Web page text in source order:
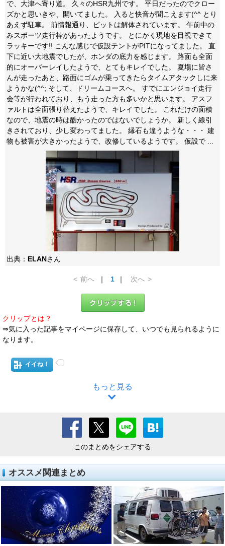
で、大津へ寄り道。 久々のHSR九州です。 平日だったのでクロー
ズかと思いきや、開いてました。 入ると快音が聞こえます(^^ とり
あえず駐車。 前情報通り、ピットは解体されています。 午前中の
みスポーツ走行枠があったようです。 とにかく現地を目視できて
ラッキーです!! こんな感じで仮設テントがPITになってました。 直
下に近い大地震でしたが、ホンダの底力を感じます。 路面も全面
的にオーバーレイしたようで、とてもキレイでした。 夏場に皆さ
んが走ったあと、路面にゴムが乗ってきたらタイムアタックしに来
ようかな(^^; そして、ドリームコースへ。 すでにエンジョイ走行
会等が行われており、もう走った方も多いかと思います。 アスフ
ァルトは全面張り替えたようで、キレイでした。 これだけの面積
なので、地震の時は酷かったのではないでしょうか。 新しく線引
きされており、少し変わってました。 縁石も違うような・・・ 建
物も被害が大きかったようで、改修しているようです。 仮設で ...
出典： ELANさん
< 前へ ｜ 1 ｜ 次へ >
クリップとは？
⇒気に入った記事をマイページに保存して、いつでも見られるように
なります。
イイね！
もっと見る
このまとめをシェアする
オススメ関連まとめ